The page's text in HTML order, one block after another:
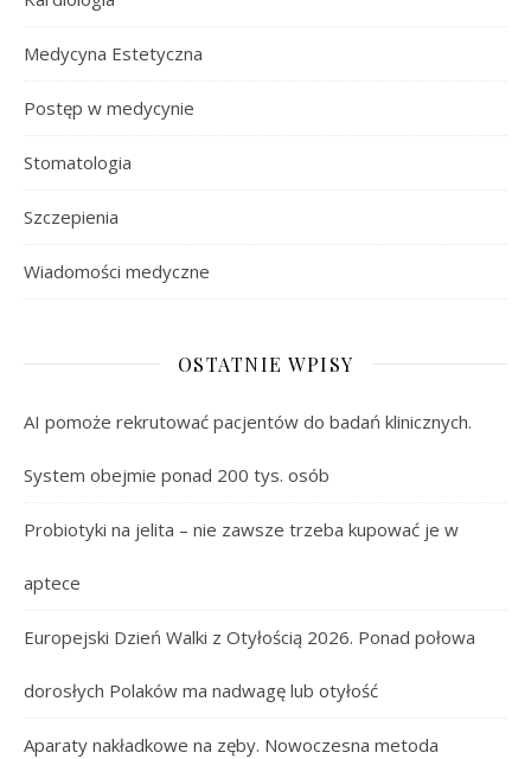
Medycyna Estetyczna
Postęp w medycynie
Stomatologia
Szczepienia
Wiadomości medyczne
OSTATNIE WPISY
AI pomoże rekrutować pacjentów do badań klinicznych.
System obejmie ponad 200 tys. osób
Probiotyki na jelita – nie zawsze trzeba kupować je w
aptece
Europejski Dzień Walki z Otyłością 2026. Ponad połowa
dorosłych Polaków ma nadwagę lub otyłość
Aparaty nakładkowe na zęby. Nowoczesna metoda